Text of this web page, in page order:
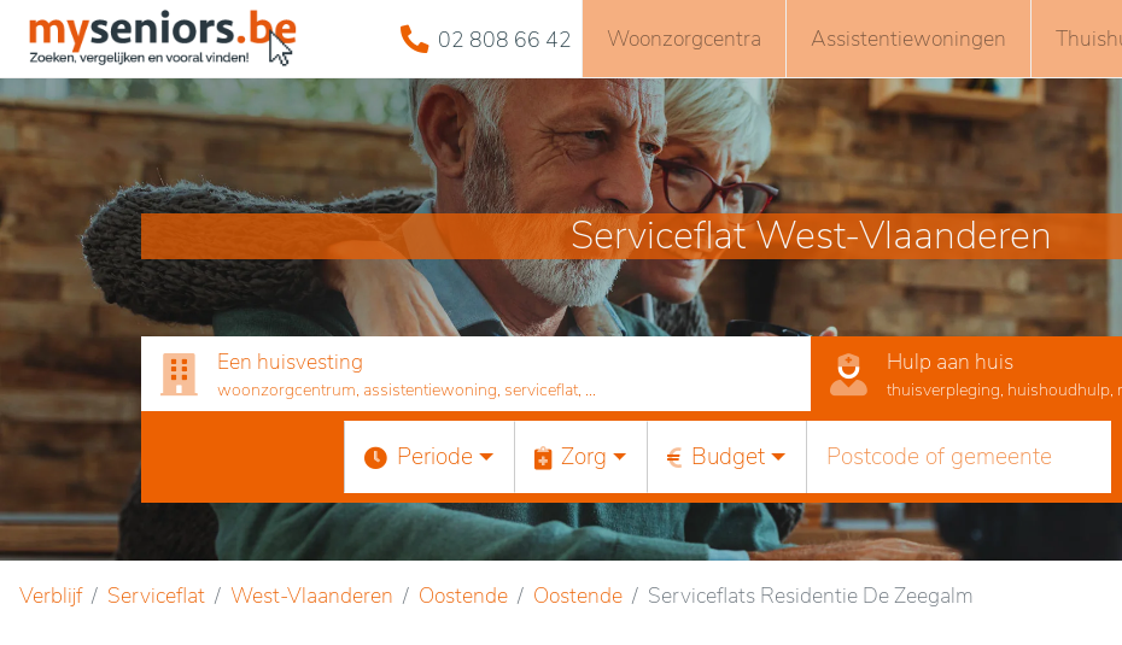
02 808 66 42 Woonzorgcentra Assistentiewoningen
Serviceflat West-Vlaanderen
Een huisvesting
woonzorgcentrum, assistentiewoning, serviceflat, ...
Hulp aan huis
thuisverpleging, huishoudhulp,
Periode Zorg Budget
Verblijf Serviceflat West-Vlaanderen Oostende Oostende Serviceflats Residentie De Zeegalm